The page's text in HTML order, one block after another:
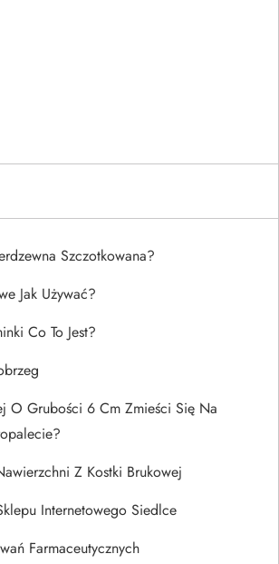
Szczotkowana?
Jak Używać?
Co To Jest?
O Grubości 6 Cm Zmieści Się Na
Z Kostki Brukowej
Internetowego Siedlce
Farmaceutycznych